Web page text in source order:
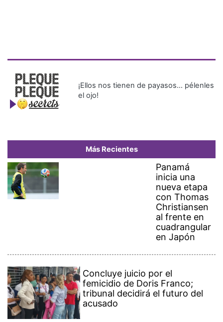
¡Ellos nos tienen de payasos… pélenles
el ojo!
Más Recientes
Panamá
inicia una
nueva etapa
con Thomas
Christiansen
al frente en
cuadrangular
en Japón
Concluye juicio por el
femicidio de Doris Franco;
tribunal decidirá el futuro del
acusado